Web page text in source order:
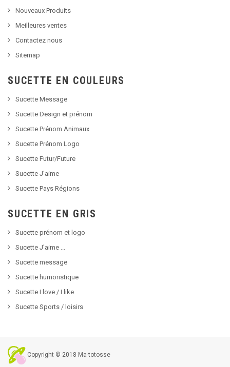
Nouveaux Produits
Meilleures ventes
Contactez nous
Sitemap
SUCETTE EN COULEURS
Sucette Message
Sucette Design et prénom
Sucette Prénom Animaux
Sucette Prénom Logo
Sucette Futur/Future
Sucette J'aime
Sucette Pays Régions
SUCETTE EN GRIS
Sucette prénom et logo
Sucette J'aime ...
Sucette message
Sucette humoristique
Sucette I love / I like
Sucette Sports / loisirs
Copyright © 2018 Ma-totosse